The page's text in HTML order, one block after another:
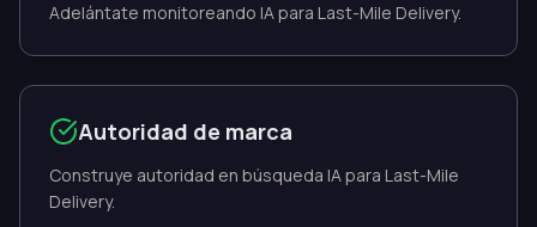
Adelántate monitoreando IA para Last-Mile Delivery.
Autoridad de marca
Construye autoridad en búsqueda IA para Last-Mile
Delivery.